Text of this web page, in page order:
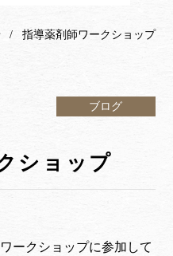
指導薬剤師ワークショップ
ブログ
ショップ
ークショップに参加して